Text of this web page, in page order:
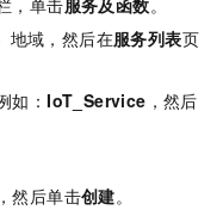
地域，然后在服务列表页
如：IoT_Service ，然后
然后单击创建。